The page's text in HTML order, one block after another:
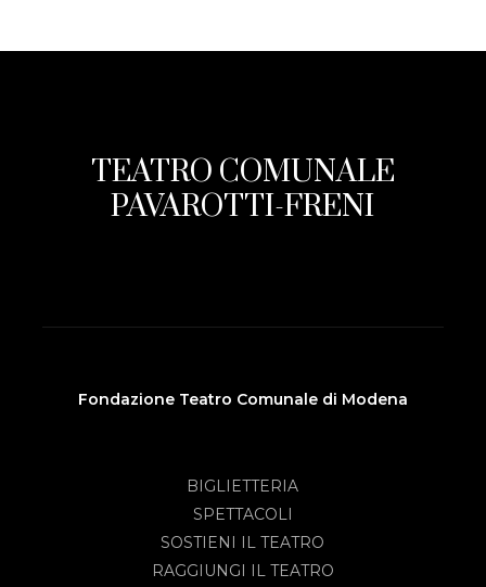
TEATRO COMUNALE
PAVAROTTI-FRENI
Fondazione Teatro Comunale di Modena
BIGLIETTERIA
SPETTACOLI
SOSTIENI IL TEATRO
RAGGIUNGI IL TEATRO